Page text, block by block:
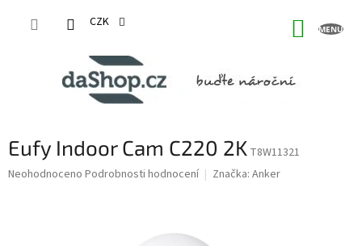
CZK
Eufy Indoor Cam C220 2K T8W11321
Průměrné
Neohodnoceno Podrobnosti hodnocení Značka: Anker